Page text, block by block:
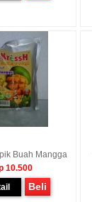
Buah Mangga
10.500
Beli